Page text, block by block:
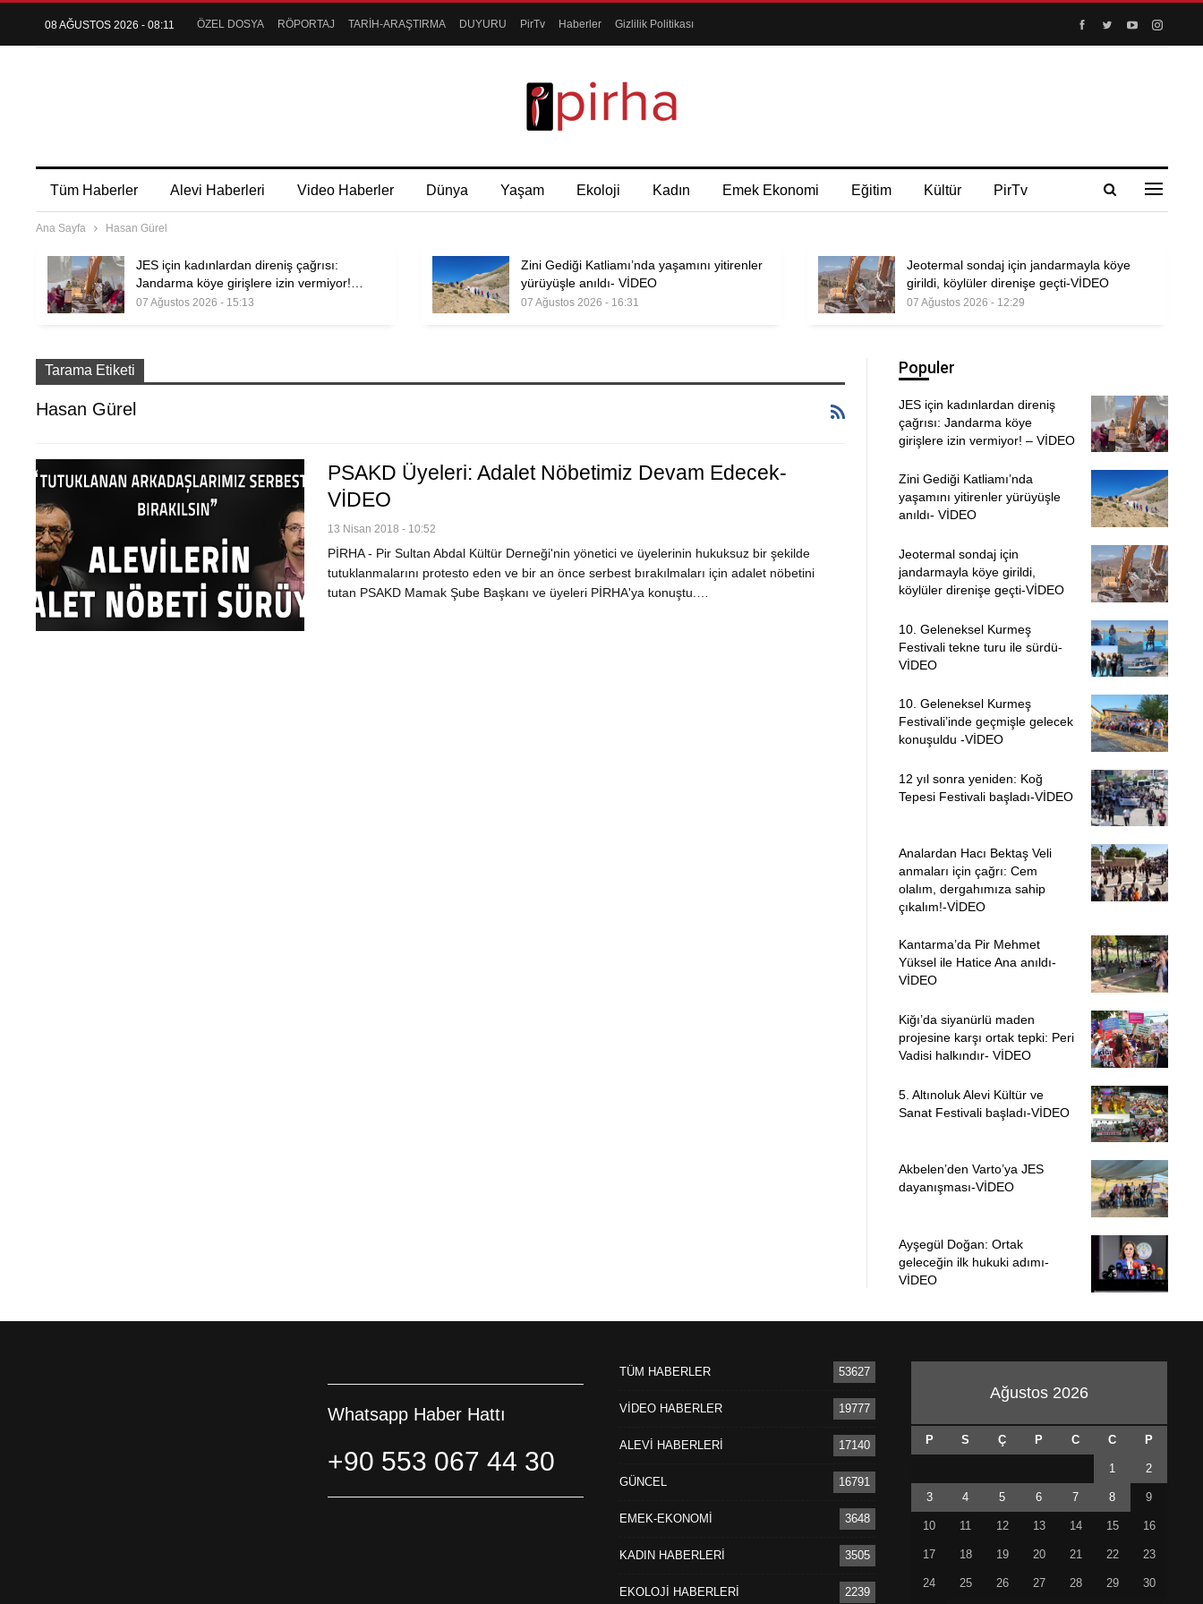
08 AĞUSTOS 2026 - 08:11 ÖZEL DOSYA RÖPORTAJ TARİH-ARAŞTIRMA DUYURU PirTv Haberler Gizlilik Politikası
Tüm Haberler Alevi Haberleri Video Haberler Dünya Yaşam Ekoloji Kadın Emek Ekonomi Eğitim Kültür PirTv
Ana Sayfa Hasan Gürel
JES için kadınlardan direniş çağrısı:
Jandarma köye girişlere izin vermiyor!…
07 Ağustos 2026 - 15:13
Zini Gediği Katliamı’nda yaşamını yitirenler
yürüyüşle anıldı- VİDEO
07 Ağustos 2026 - 16:31
Jeotermal sondaj için jandarmayla köye
girildi, köylüler direnişe geçti-VİDEO
07 Ağustos 2026 - 12:29
Tarama Etiketi
Hasan Gürel
PSAKD Üyeleri: Adalet Nöbetimiz Devam Edecek-
VİDEO
13 Nisan 2018 - 10:52
PİRHA - Pir Sultan Abdal Kültür Derneği'nin yönetici ve üyelerinin hukuksuz bir şekilde
tutuklanmalarını protesto eden ve bir an önce serbest bırakılmaları için adalet nöbetini
tutan PSAKD Mamak Şube Başkanı ve üyeleri PİRHA'ya konuştu.…
Populer
JES için kadınlardan direniş
çağrısı: Jandarma köye
girişlere izin vermiyor! – VİDEO
Zini Gediği Katliamı’nda
yaşamını yitirenler yürüyüşle
anıldı- VİDEO
Jeotermal sondaj için
jandarmayla köye girildi,
köylüler direnişe geçti-VİDEO
10. Geleneksel Kurmeş
Festivali tekne turu ile sürdü-
VİDEO
10. Geleneksel Kurmeş
Festivali’inde geçmişle gelecek
konuşuldu -VİDEO
12 yıl sonra yeniden: Koğ
Tepesi Festivali başladı-VİDEO
Analardan Hacı Bektaş Veli
anmaları için çağrı: Cem
olalım, dergahımıza sahip
çıkalım!-VİDEO
Kantarma’da Pir Mehmet
Yüksel ile Hatice Ana anıldı-
VİDEO
Kiğı’da siyanürlü maden
projesine karşı ortak tepki: Peri
Vadisi halkındır- VİDEO
5. Altınoluk Alevi Kültür ve
Sanat Festivali başladı-VİDEO
Akbelen’den Varto’ya JES
dayanışması-VİDEO
Ayşegül Doğan: Ortak
geleceğin ilk hukuki adımı-
VİDEO
Whatsapp Haber Hattı
+90 553 067 44 30
TÜM HABERLER 53627
VİDEO HABERLER 19777
ALEVİ HABERLERİ 17140
GÜNCEL 16791
EMEK-EKONOMİ 3648
KADIN HABERLERİ 3505
EKOLOJİ HABERLERİ 2239
Ağustos 2026
P S Ç P C C P
1 2
3 4 5 6 7 8 9
10 11 12 13 14 15 16
17 18 19 20 21 22 23
24 25 26 27 28 29 30